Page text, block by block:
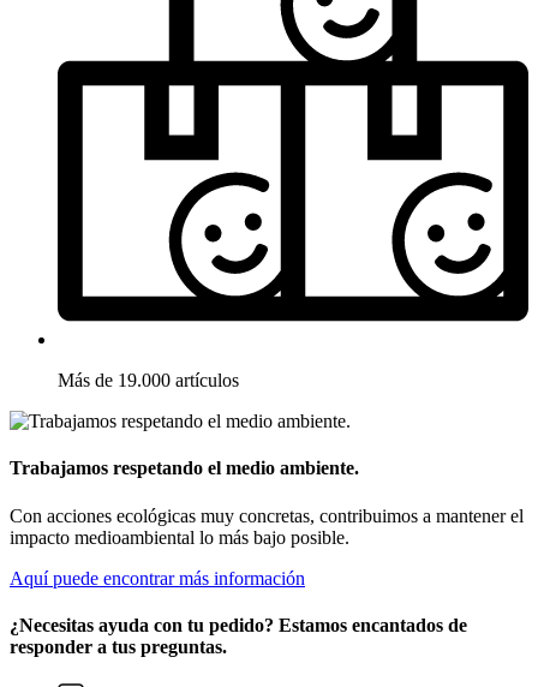
Más de 19.000 artículos
Trabajamos respetando el medio ambiente.
Con acciones ecológicas muy concretas, contribuimos a mantener el
impacto medioambiental lo más bajo posible.
Aquí puede encontrar más información
¿Necesitas ayuda con tu pedido? Estamos encantados de
responder a tus preguntas.